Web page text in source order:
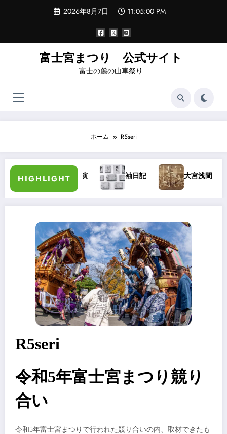
ツ
2026年8月7日 11:05:00 PM
富士宮まつり 公式サイト
富士の麓の山車祭り
ホーム R5seri
HIGHLIGHT
加藤長三郎氏講演 袖日記 大宮浅間秋祭り
R5seri
令和5年富士宮まつり競り
合い
令和5年富士宮まつりで行われた競り合いの内、取材できたも